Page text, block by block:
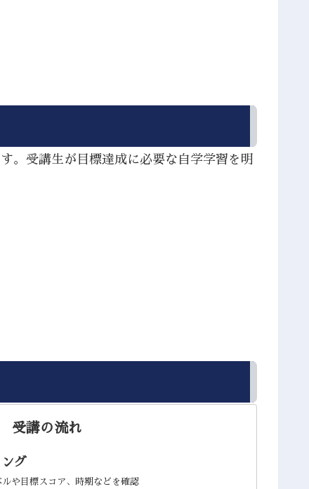
。受講生が目標達成に必要な自学学習を明
受講の流れ
グ
や目標スコア、時期などを確認